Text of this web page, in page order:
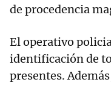
de procedencia
El operativo
identificación de
presentes.